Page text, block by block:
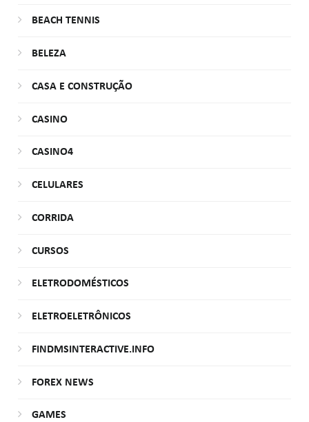
BEACH TENNIS
BELEZA
CASA E CONSTRUÇÃO
CASINO
CASINO4
CELULARES
CORRIDA
CURSOS
ELETRODOMÉSTICOS
ELETROELETRÔNICOS
FINDMSINTERACTIVE.INFO
FOREX NEWS
GAMES